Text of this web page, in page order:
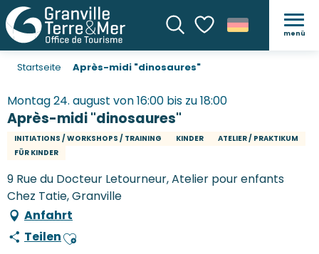
SucheVoir les favoris
menü
Startseite Après-midi "dinosaures"
Montag 24. august von 16:00 bis zu 18:00
Après-midi "dinosaures"
INITIATIONS / WORKSHOPS / TRAINING KINDER
ATELIER / PRAKTIKUM
FÜR KINDER
9 Rue du Docteur Letourneur, Atelier pour enfants
Chez Tatie, Granville
Anfahrt
TeilenAjouter aux favoris